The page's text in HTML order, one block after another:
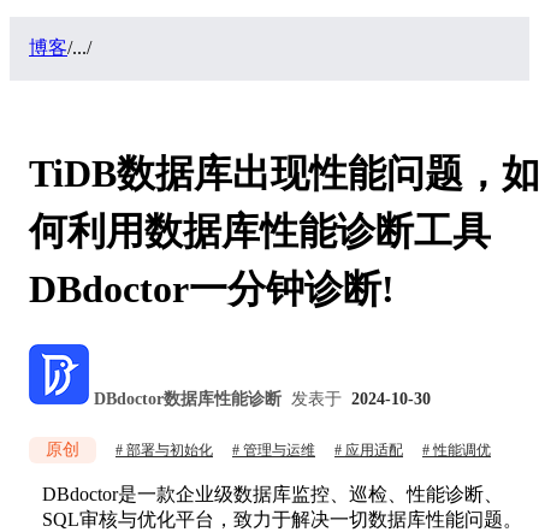
博客/.../
TiDB数据库出现性能问题，如
何利用数据库性能诊断工具
DBdoctor一分钟诊断!
DBdoctor数据库性能诊断 发表于 2024-10-30
原创 部署与初始化 管理与运维 应用适配 性能调优
DBdoctor是一款企业级数据库监控、巡检、性能诊断、
SQL审核与优化平台，致力于解决一切数据库性能问题。